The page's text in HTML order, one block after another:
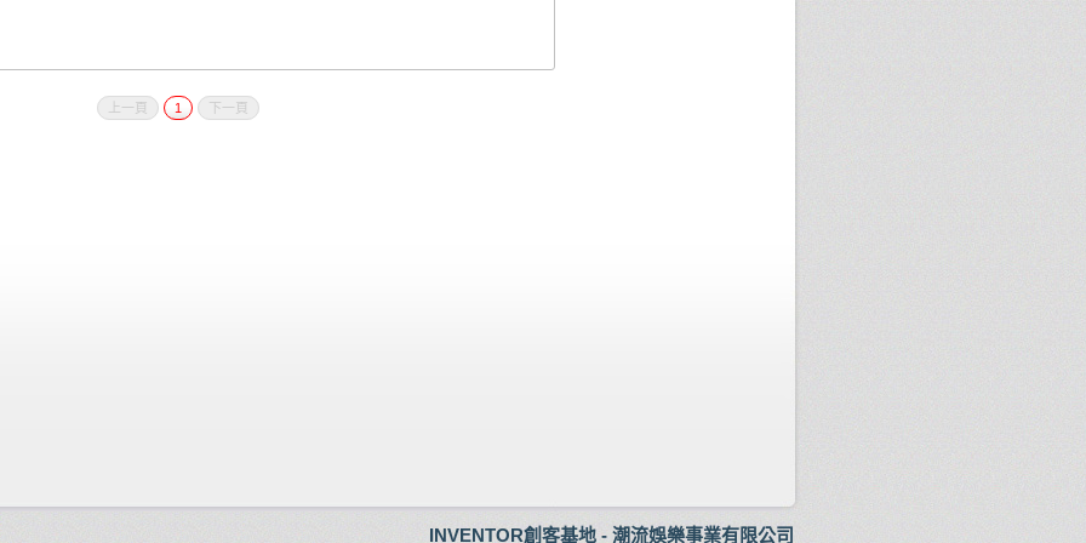
上一頁 1 下一頁
INVENTOR創客基地 - 潮流娛樂事業有限公司